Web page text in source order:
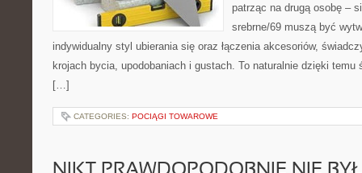
patrząc na drugą osobę –
srebrne/69 muszą być
indywidualny styl ubierania się oraz łączenia akcesoriów,
krojach bycia, upodobaniach i gustach. To naturalnie dzięki temu
[…]
CATEGORIES: POCIĄGI TOWAROWE